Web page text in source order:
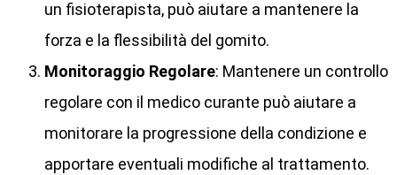
un fisioterapista, può aiutare a mantenere la
forza e la flessibilità del gomito.
Monitoraggio Regolare: Mantenere un controllo
regolare con il medico curante può aiutare a
monitorare la progressione della condizione e
apportare eventuali modifiche al trattamento.